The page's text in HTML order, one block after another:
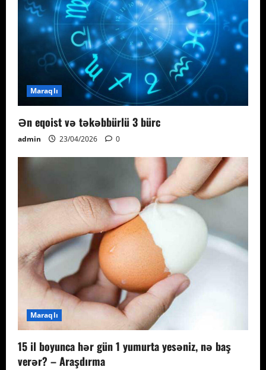
Maraqlı
Ən eqoist və təkəbbürlü 3 bürc
admin 23/04/2026 0
Maraqlı
15 il boyunca hər gün 1 yumurta yesəniz, nə baş
verər? – Araşdırma